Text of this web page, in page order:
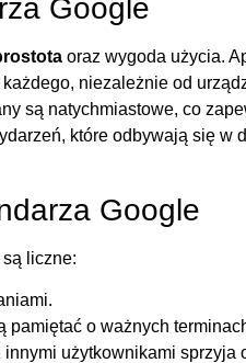
Google
oraz wygoda użycia.
niezależnie od
są natychmiastowe, co
które odbywają się w
Google
liczne:
pamiętać o ważnych
użytkownikami sprzyja